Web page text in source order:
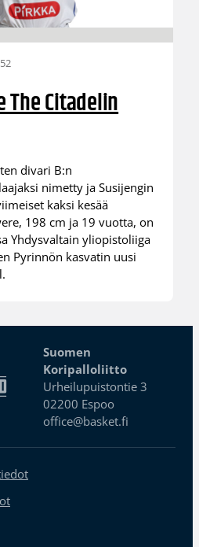
The Citadelin
divari B:n
nimetty ja Susijengin
kaksi kesää
198 cm ja 19 vuotta, on
Yhdysvaltain yliopistoliiga
Pyrinnön kasvatin uusi
Suomen
Koripalloliitto
Urheilupuistontie 3
02200 Espoo
office@basket.fi